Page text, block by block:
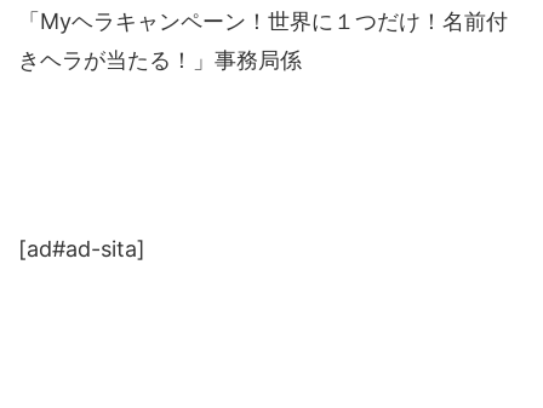
「Myヘラキャンペーン！世界に１つだけ！名前付
きヘラが当たる！」事務局係
[ad#ad-sita]